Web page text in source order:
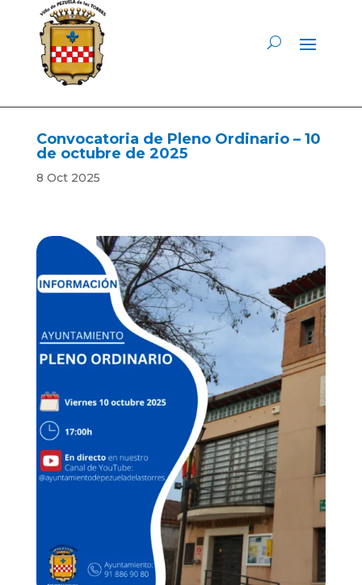
Convocatoria de Pleno Ordinario – 10
de octubre de 2025
8 Oct 2025